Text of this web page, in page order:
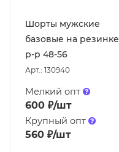
Шорты мужские
базовые на резинке
р-р 48-56
Арт.: 130940
Мелкий опт
600 ₽/шт
Крупный опт
560 ₽/шт